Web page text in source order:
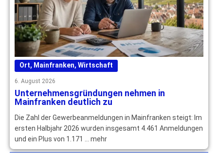
Ort, Mainfranken, Wirtschaft
6. August 2026
Unternehmensgründungen nehmen in
Mainfranken deutlich zu
Die Zahl der Gewerbeanmeldungen in Mainfranken steigt: Im
ersten Halbjahr 2026 wurden insgesamt 4.461 Anmeldungen
und ein Plus von 1.171 … mehr